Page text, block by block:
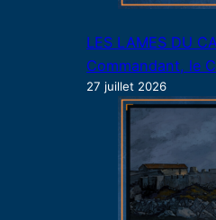
LES LAMES DU
Commandant, le
27 juillet 2026